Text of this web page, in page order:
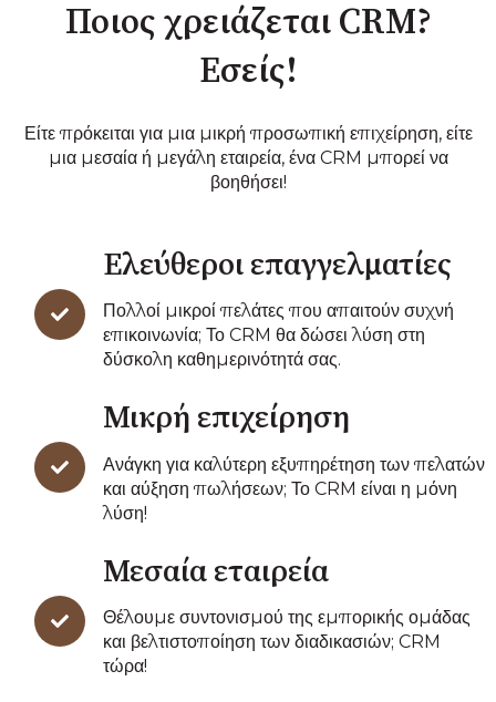
Ποιος χρειάζεται CRM?
Εσείς!
Είτε πρόκειται για μια μικρή προσωπική επιχείρηση, είτε
μια μεσαία ή μεγάλη εταιρεία, ένα CRM μπορεί να
βοηθήσει!
Ελεύθεροι επαγγελματίες
Πολλοί μικροί πελάτες που απαιτούν συχνή
επικοινωνία; Το CRM θα δώσει λύση στη
δύσκολη καθημερινότητά σας.
Μικρή επιχείρηση
Ανάγκη για καλύτερη εξυπηρέτηση των πελατών
και αύξηση πωλήσεων; Το CRM είναι η μόνη
λύση!
Μεσαία εταιρεία
Θέλουμε συντονισμού της εμπορικής ομάδας
και βελτιστοποίηση των διαδικασιών; CRM
τώρα!